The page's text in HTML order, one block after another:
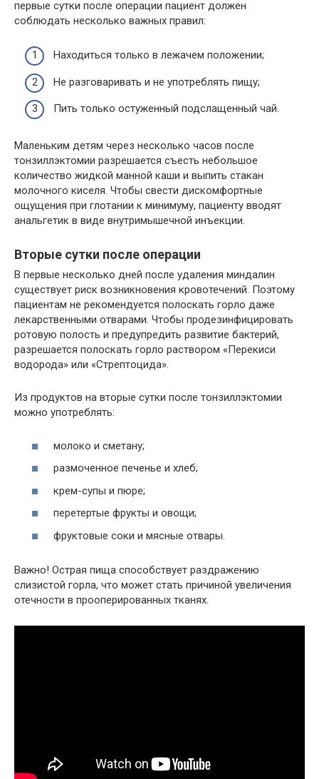
первые сутки после операции пациент должен
соблюдать несколько важных правил:
Находиться только в лежачем положении;
Не разговаривать и не употреблять пищу;
Пить только остуженный подслащенный чай.
Маленьким детям через несколько часов после
тонзиллэктомии разрешается съесть небольшое
количество жидкой манной каши и выпить стакан
молочного киселя. Чтобы свести дискомфортные
ощущения при глотании к минимуму, пациенту вводят
анальгетик в виде внутримышечной инъекции.
Вторые сутки после операции
В первые несколько дней после удаления миндалин
существует риск возникновения кровотечений. Поэтому
пациентам не рекомендуется полоскать горло даже
лекарственными отварами. Чтобы продезинфицировать
ротовую полость и предупредить развитие бактерий,
разрешается полоскать горло раствором «Перекиси
водорода» или «Стрептоцида».
Из продуктов на вторые сутки после тонзиллэктомии
можно употреблять:
молоко и сметану;
размоченное печенье и хлеб;
крем-супы и пюре;
перетертые фрукты и овощи;
фруктовые соки и мясные отвары.
Важно! Острая пища способствует раздражению
слизистой горла, что может стать причиной увеличения
отечности в прооперированных тканях.